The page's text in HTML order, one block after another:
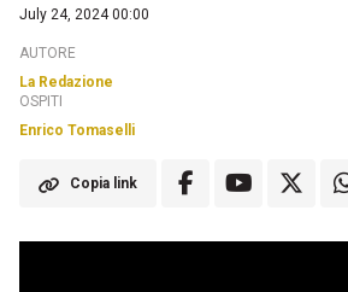
July 24, 2024 00:00
AUTORE
La Redazione
OSPITI
Enrico Tomaselli
Copia link